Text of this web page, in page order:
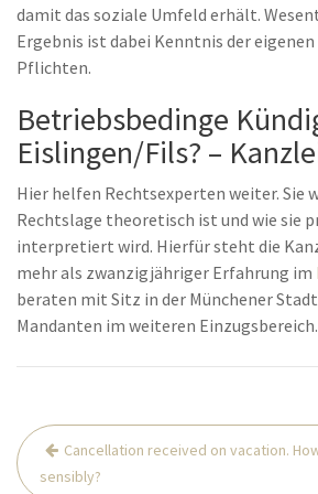
damit das soziale Umfeld erhält.
Ergebnis ist dabei Kenntnis der eigenen
Pflichten.
Betriebsbedinge
Eislingen/Fils? –
Hier helfen Rechtsexperten weiter. Sie
Rechtslage theoretisch ist und wie sie
interpretiert wird. Hierfür steht die
mehr als zwanzigjähriger Erfahrung im
beraten mit Sitz in der Münchener
Mandanten im weiteren Einzugsbereich.
Post
navigation
Cancellation received on vacation.
sensibly?